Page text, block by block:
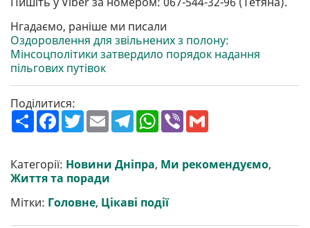
Нгадаємо, раніше ми писали
Оздоровлення для звільнених з полону:
Мінсоцполітики затвердило порядок надання
пільгових путівок
Поділитися:
П
о
р
и
т
F
a
b
o
o
T
w
t
e
r
E
m
l
T
e
g
r
m
W
h
s
A
p
V
r l
Категорії: Новини Дніпра, Ми рекомендуємо,
Життя та поради
Мітки: Головне, Цікаві події